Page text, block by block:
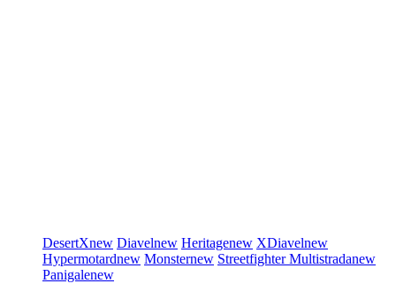
DesertXnew Diavelnew Heritagenew XDiavelnew
Hypermotardnew Monsternew StreetfighterMultistradanew
Panigalenew